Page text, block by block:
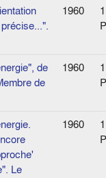
1960
1
de
de
1960
1
Le
1960
1